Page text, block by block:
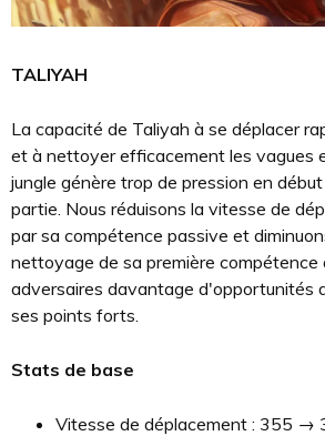
TALIYAH
La capacité de Taliyah à se déplacer
et à nettoyer efficacement les vagues
jungle génère trop de pression en
partie. Nous réduisons la vitesse de
par sa compétence passive et
nettoyage de sa première
adversaires davantage d'opportunités
ses points forts.
Stats de base
Vitesse de déplacement : 355 →